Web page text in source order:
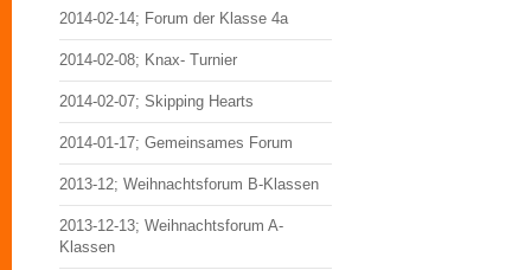
2014-02-14; Forum der Klasse 4a
2014-02-08; Knax- Turnier
2014-02-07; Skipping Hearts
2014-01-17; Gemeinsames Forum
2013-12; Weihnachtsforum B-Klassen
2013-12-13; Weihnachtsforum A-
Klassen